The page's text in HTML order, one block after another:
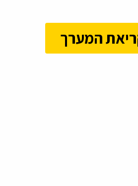
המערך